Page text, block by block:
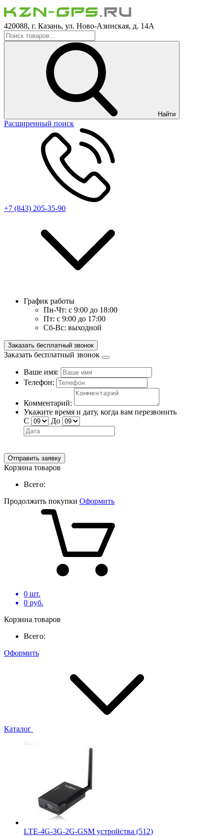
420088, г. Казань, ул. Ново-Азинская, д. 14А
Найти
Расширенный поиск
+7 (843) 205-35-90
График работы
Пн-Чт: с 9:00 до 18:00
Пт: с 9:00 до 17:00
Сб-Вс: выходной
Заказать бесплатный звонок
Заказать бесплатный звонок
Ваше имя:
Телефон:
Комментарий:
Укажите время и дату, когда вам перезвонить
С
До
Отправить заявку
Корзина товаров
Всего:
Продолжить покупки Оформить
0 шт.
0 руб.
Корзина товаров
Всего:
Оформить
Каталог
LTE-4G-3G-2G-GSM устройства (512)